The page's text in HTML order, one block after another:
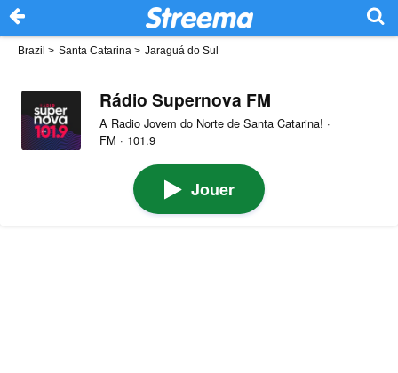
Brazil > Santa Catarina > Jaraguá do Sul
Rádio Supernova FM
A Radio Jovem do Norte de Santa Catarina! ·
FM · 101.9
Jouer